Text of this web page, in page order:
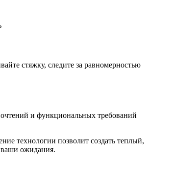
стяжку, следите за равномерностью
и функциональных требований
технологии позволит создать теплый,
ваши ожидания.